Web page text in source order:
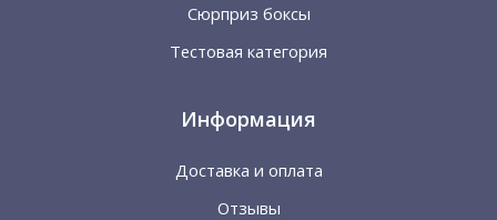
Сюрприз боксы
Тестовая категория
Информация
Доставка и оплата
Отзывы